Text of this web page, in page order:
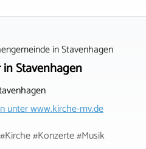
inStavenhagen
Stavenhagen
unterwww.kirche-mv.de
#Konzerte #Musik